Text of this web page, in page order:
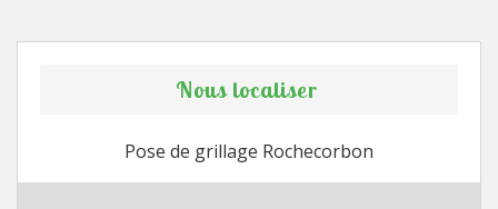
Nous localiser
Pose de grillage Rochecorbon